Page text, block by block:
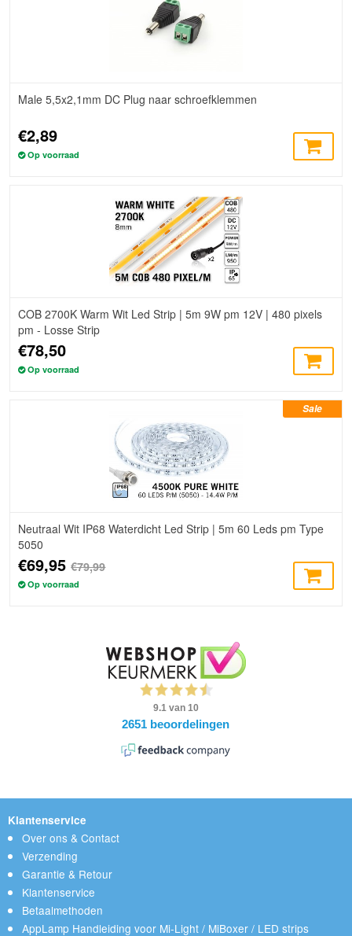
Male 5,5x2,1mm DC Plug naar schroefklemmen
€2,89
Op voorraad
COB 2700K Warm Wit Led Strip | 5m 9W pm 12V | 480 pixels
pm - Losse Strip
€78,50
Op voorraad
Sale
Neutraal Wit IP68 Waterdicht Led Strip | 5m 60 Leds pm Type
5050
€69,95€79,99
Op voorraad
Klantenservice
Over ons & Contact
Verzending
Garantie & Retour
Klantenservice
Betaalmethoden
AppLamp Handleiding voor Mi-Light / MiBoxer / LED strips